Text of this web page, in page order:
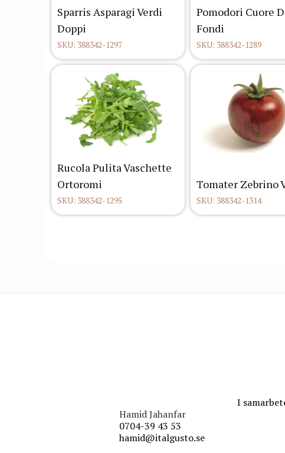
Sparris Asparagi Verdi
Doppi
SKU: 388342-1297
Pomodori Cuore
Fondi
SKU: 388342-1289
Rucola Pulita Vaschette
Ortoromi
SKU: 388342-1295
Tomater Zebrino
SKU: 388342-1314
I
Hamid Jahanfar
0704-39 43 53
hamid@italgusto.se